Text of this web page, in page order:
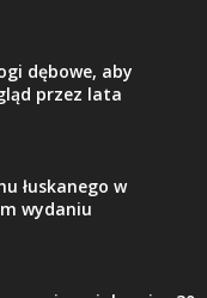
dębowe, aby
przez lata
łuskanego w
wydaniu